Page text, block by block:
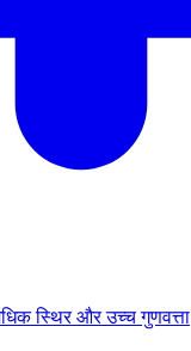
स्थिर और उच्च गुणवत्ता